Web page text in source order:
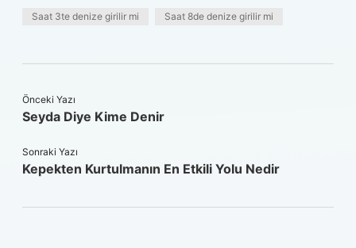
Saat 3te denize girilir mi Saat 8de denize girilir mi
Önceki Yazı
Seyda Diye Kime Denir
Sonraki Yazı
Kepekten Kurtulmanın En Etkili Yolu Nedir